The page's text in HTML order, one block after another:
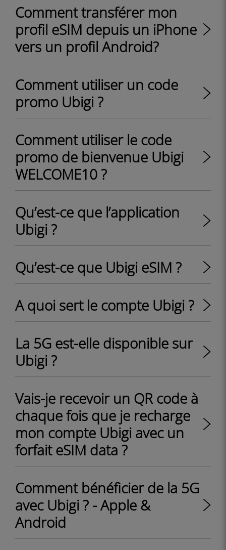
Comment transférer mon
profil eSIM depuis un iPhone
vers un profil Android?
Comment utiliser un code
promo Ubigi ?
Comment utiliser le code
promo de bienvenue Ubigi
WELCOME10 ?
Qu’est-ce que l’application
Ubigi ?
Qu’est-ce que Ubigi eSIM ?
A quoi sert le compte Ubigi ?
La 5G est-elle disponible sur
Ubigi ?
Vais-je recevoir un QR code à
chaque fois que je recharge
mon compte Ubigi avec un
forfait eSIM data ?
Comment bénéficier de la 5G
avec Ubigi ? - Apple &
Android